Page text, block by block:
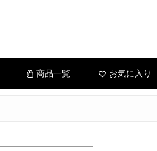
商品一覧 お気に入り